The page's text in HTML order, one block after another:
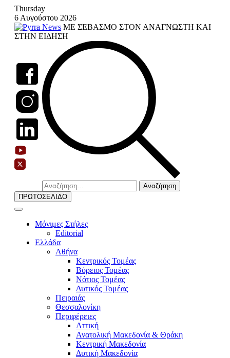
Skip
content
Thursday
6 Αυγούστου 2026
ΜΕ ΣΕΒΑΣΜΟ ΣΤΟΝ ΑΝΑΓΝΩΣΤΗ ΚΑΙ
ΣΤΗΝ ΕΙΔΗΣΗ
Αναζήτηση
για:
ΠΡΩΤΟΣΕΛΙΔΟ
Μόνιμες Στήλες
Editorial
Ελλάδα
Αθήνα
Κεντρικός Τομέας
Βόρειος Τομέας
Νότιος Τομέας
Δυτικός Τομέας
Πειραιάς
Θεσσαλονίκη
Περιφέρειες
Αττική
Ανατολική Μακεδονία & Θράκη
Κεντρική Μακεδονία
Δυτική Μακεδονία